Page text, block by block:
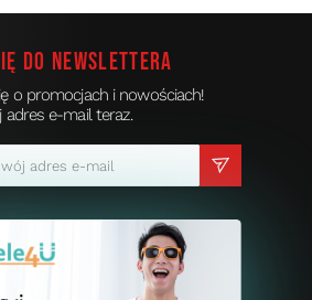
do newslettera
o promocjach i nowościach!
adres e-mail teraz.